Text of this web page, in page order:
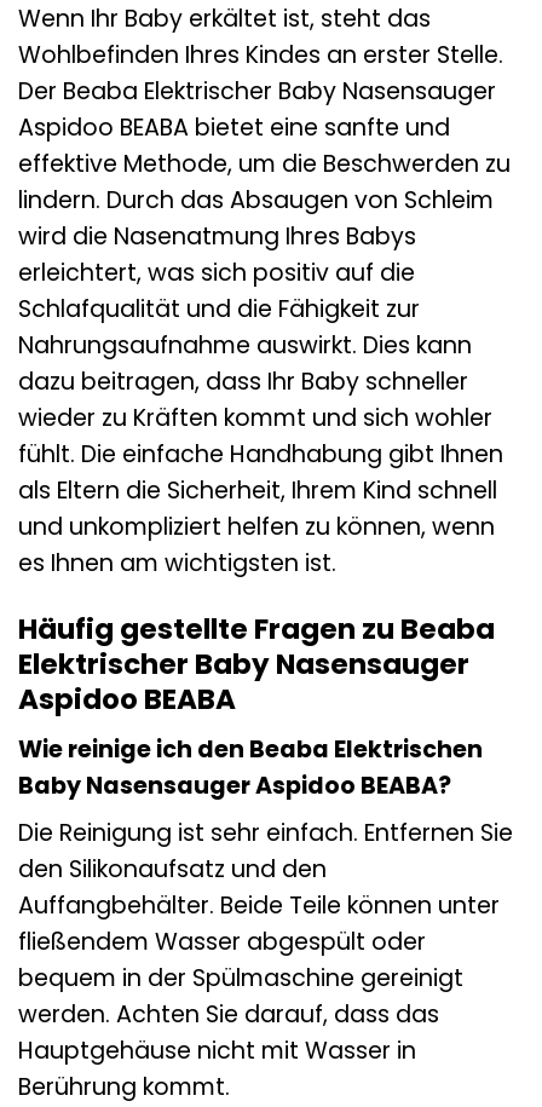
Wenn Ihr Baby erkältet ist, steht das
Wohlbefinden Ihres Kindes an erster Stelle.
Der Beaba Elektrischer Baby Nasensauger
Aspidoo BEABA bietet eine sanfte und
effektive Methode, um die Beschwerden zu
lindern. Durch das Absaugen von Schleim
wird die Nasenatmung Ihres Babys
erleichtert, was sich positiv auf die
Schlafqualität und die Fähigkeit zur
Nahrungsaufnahme auswirkt. Dies kann
dazu beitragen, dass Ihr Baby schneller
wieder zu Kräften kommt und sich wohler
fühlt. Die einfache Handhabung gibt Ihnen
als Eltern die Sicherheit, Ihrem Kind schnell
und unkompliziert helfen zu können, wenn
es Ihnen am wichtigsten ist.
Häufig gestellte Fragen zu Beaba
Elektrischer Baby Nasensauger
Aspidoo BEABA
Wie reinige ich den Beaba Elektrischen
Baby Nasensauger Aspidoo BEABA?
Die Reinigung ist sehr einfach. Entfernen Sie
den Silikonaufsatz und den
Auffangbehälter. Beide Teile können unter
fließendem Wasser abgespült oder
bequem in der Spülmaschine gereinigt
werden. Achten Sie darauf, dass das
Hauptgehäuse nicht mit Wasser in
Berührung kommt.